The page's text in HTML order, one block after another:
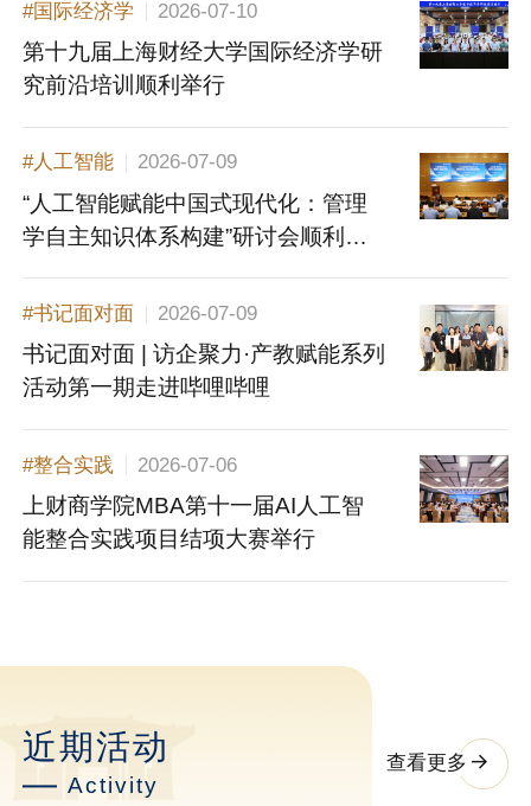
#国际经济学 2026-07-10
第十九届上海财经大学国际经济学研
究前沿培训顺利举行
#人工智能 2026-07-09
“人工智能赋能中国式现代化：管理
学自主知识体系构建”研讨会顺利举
#书记面对面 2026-07-09
书记面对面 | 访企聚力·产教赋能系列
活动第一期走进哔哩哔哩
#整合实践 2026-07-06
上财商学院MBA第十一届AI人工智
能整合实践项目结项大赛举行
近期活动
Activity
查看更多